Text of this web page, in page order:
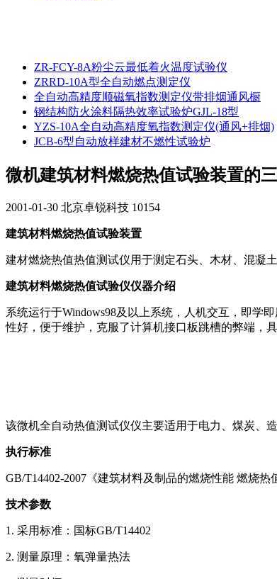
ZR-FCY-8A粉尘云最低着火温度试验仪
ZRRD-10A型全自动燃点测定仪
全自动高精度顺磁氧指数测定仪带排烟通风橱
钢结构防火涂料隔热效率试验炉GJL-18型
YZS-10A全自动高精度氧指数测定仪(通风+排烟)
JCB-6型自动放样建材不燃性试验炉
微机建筑材料燃烧热值试验装置的
2001-01-30 北京卓锐科技 10154
建筑材料燃烧热值试验装置
建材燃烧热值热值测试仪用于测定石头、木材、混凝
建筑材料燃烧热值试验仪仪器介绍
系统运行于Windows98及以上系统，人机交互，即学
性好，便于维护，克服了计算机接口板跳槽的弊端，
该微机全自动热值测试仪仪主要适用于电力、煤炭、
执行标准
GB/T14402-2007《建筑材料及制品的燃烧性能 燃烧热
技术参数
1. 采用标准：国标GB/T14402
2. 测量原理：氧弹量热法